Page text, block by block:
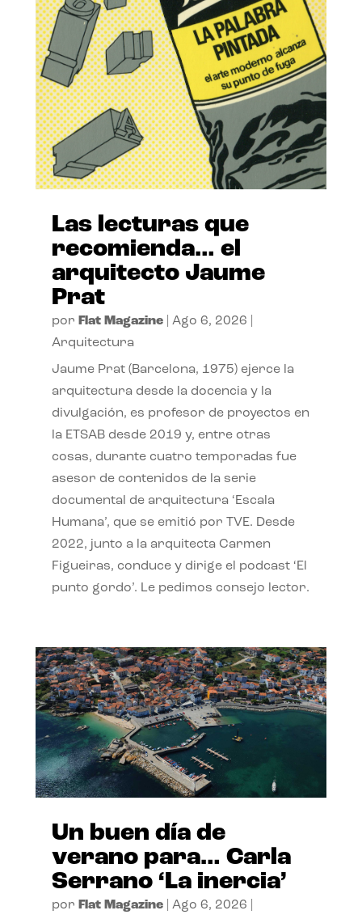
Las lecturas que
recomienda… el
arquitecto Jaume
Prat
por Flat Magazine| Ago 6, 2026
Arquitectura
Jaume Prat (Barcelona, 1975) ejerce la
arquitectura desde la docencia y la
divulgación, es profesor de proyectos en
la ETSAB desde 2019 y, entre otras
cosas, durante cuatro temporadas fue
asesor de contenidos de la serie
documental de arquitectura ‘Escala
Humana’, que se emitió por TVE. Desde
2022, junto a la arquitecta Carmen
Figueiras, conduce y dirige el podcast ‘El
punto gordo’. Le pedimos consejo lector.
Un buen día de
verano para… Carla
Serrano ‘La inercia’
por Flat Magazine| Ago 6, 2026